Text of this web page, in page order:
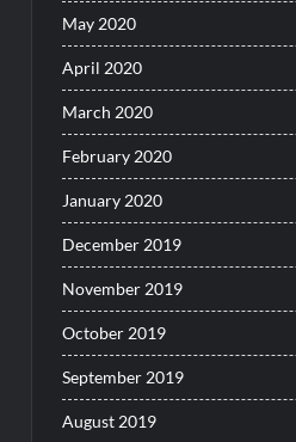
May 2020
April 2020
March 2020
February 2020
January 2020
December 2019
November 2019
October 2019
September 2019
August 2019